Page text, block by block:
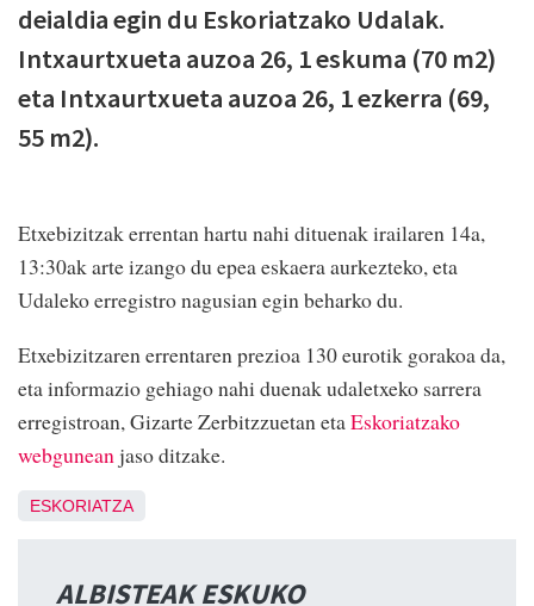
deialdia egin du Eskoriatzako Udalak.
Intxaurtxueta auzoa 26, 1 eskuma (70 m2)
eta Intxaurtxueta auzoa 26, 1 ezkerra (69,
55 m2).
Etxebizitzak errentan hartu nahi dituenak irailaren 14a,
13:30ak arte izango du epea eskaera aurkezteko, eta
Udaleko erregistro nagusian egin beharko du.
Etxebizitzaren errentaren prezioa 130 eurotik gorakoa da,
eta informazio gehiago nahi duenak udaletxeko sarrera
erregistroan, Gizarte Zerbitzzuetan etaEskoriatzako
webgunean jaso ditzake.
ESKORIATZA
ALBISTEAK ESKUKO